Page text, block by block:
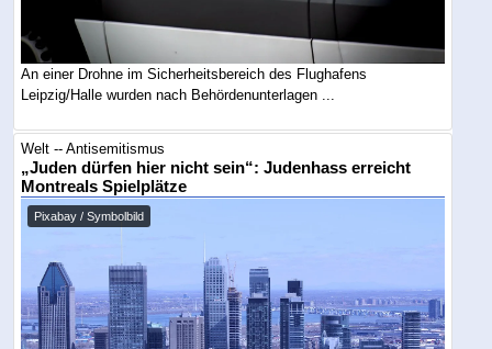
An einer Drohne im Sicherheitsbereich des Flughafens
Leipzig/Halle wurden nach Behördenunterlagen ...
Welt -- Antisemitismus
„Juden dürfen hier nicht sein“: Judenhass erreicht
Montreals Spielplätze
Pixabay / Symbolbild